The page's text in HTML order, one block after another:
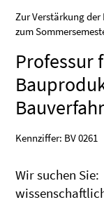
Zur Verstärkung
zum
Professur
Kennziffer: BV 0261
Wir suchen Sie: